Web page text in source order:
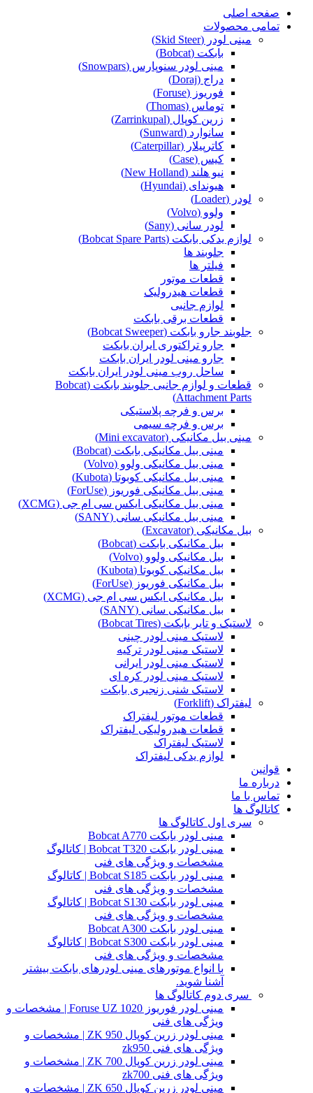
صفحه اصلی
تمامی محصولات
مینی لودر (Skid Steer)
بابکت (Bobcat)
مینی لودر سنوپارس (Snowpars)
دراج (Doraj)
فوریوز (Foruse)
توماس (Thomas)
زرین کوپال (Zarrinkupal)
سانوارد (Sunward)
کاترپیلار (Caterpillar)
کیس (Case)
نیو هلند (New Holland)
هیوندای (Hyundai)
لودر (Loader)
ولوو (Volvo)
لودر سانی (Sany)
لوازم یدکی بابکت (Bobcat Spare Parts)
جلوبند ها
فیلتر ها
قطعات موتور
قطعات هیدرولیک
لوازم جانبی
قطعات برقی بابکت
جلوبند جارو بابکت (Bobcat Sweeper)
جارو تراکتوری ایران بابکت
جارو مینی لودر ایران بابکت
ساحل روب مینی لودر ایران بابکت
قطعات و لوازم جانبی جلوبند بابکت (Bobcat
Attachment Parts)
برس و فرچه پلاستیکی
برس و فرچه سیمی
مینی بیل مکانیکی (Mini excavator)
مینی بیل مکانیکی بابکت (Bobcat)
مینی بیل مکانیکی ولوو (Volvo)
مینی بیل مکانیکی کوبوتا (Kubota)
مینی بیل مکانیکی فوریوز (ForUse)
مینی بیل مکانیکی ایکس سی ام جی (XCMG)
مینی بیل مکانیکی سانی (SANY)
بیل مکانیکی (Excavator)
بیل مکانیکی بابکت (Bobcat)
بیل مکانیکی ولوو (Volvo)
بیل مکانیکی کوبوتا (Kubota)
بیل مکانیکی فوریوز (ForUse)
بیل مکانیکی ایکس سی ام جی (XCMG)
بیل مکانیکی سانی (SANY)
لاستیک و تایر بابکت (Bobcat Tires)
لاستیک مینی لودر چینی
لاستیک مینی لودر ترکیه
لاستیک مینی لودر ایرانی
لاستیک مینی لودر کره ای
لاستیک شنی زنجیری بابکت
لیفتراک (Forklift)
قطعات موتور لیفتراک
قطعات هیدرولیکی لیفتراک
لاستیک لیفتراک
لوازم یدکی لیفتراک
قوانین
درباره ما
تماس با ما
کاتالوگ ها
سری اول کاتالوگ ها
مینی لودر بابکت Bobcat A770
مینی لودر بابکت Bobcat T320 | کاتالوگ
مشخصات و ویژگی های فنی
مینی لودر بابکت Bobcat S185 | کاتالوگ
مشخصات و ویژگی های فنی
مینی لودر بابکت Bobcat S130 | کاتالوگ
مشخصات و ویژگی های فنی
مینی لودر بابکت Bobcat A300
مینی لودر بابکت Bobcat S300 | کاتالوگ
مشخصات و ویژگی های فنی
با انواع موتورهای مینی لودرهای بابکت بیشتر
آشنا شوید.
سری دوم کاتالوگ ها
مینی لودر فوریوز Foruse UZ 1020 | مشخصات و
ویژگی های فنی
مینی لودر زرین کوپال ZK 950 | مشخصات و
ویژگی های فنی zk950
مینی لودر زرین کوپال ZK 700 | مشخصات و
ویژگی های فنی zk700
مینی لودر زرین کوپال ZK 650 | مشخصات و